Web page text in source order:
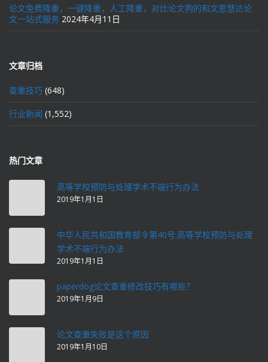
论文免费降重，一键降重，人工降重，对比论文狗的和文思慧达论
文一站式服务 2024年4月11日
文章归档
查重技巧 (648)
行业新闻 (1,552)
热门文章
高等学校预防与处理学术不端行为办法
2019年1月1日
中华人民共和国教育部令第40号:高等学校预防与处理
学术不端行为办法
2019年1月1日
paperdog论文查重修改技巧有哪些？
2019年1月9日
论文查重失败是这个原因
2019年1月10日